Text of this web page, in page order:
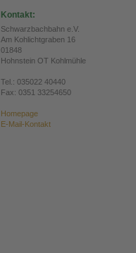
Kontakt:
Schwarzbachbahn e.V.
Am Kohlichtgraben 16
01848
Hohnstein OT Kohlmühle
Tel.: 035022 40440
Fax: 0351 33254650
Homepage
E-Mail-Kontakt